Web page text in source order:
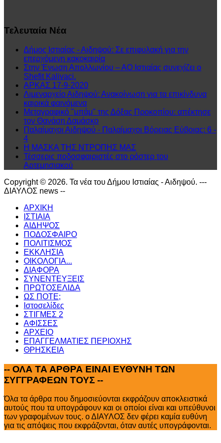
Τελευταία Νέα
Δήμος Ιστιαίας - Αιδηψού: Σε επιφυλακή για την
επερχόμενη κακοκαιρία
Στην Ένωση Απολλωνίου – ΑΟ Ιστιαίας συνεχίζει ο
Shefit Kalivaci.
ΑΡΚΑΣ 17-9-2020
Λιμεναρχείο Αιδηψού: Ανακοίνωση για τα επικίνδυνα
καιρικά φαινόμενα
Μεταγραφικό "μπάμ" της Δόξας Προκοπίου: απέκτησε
τον Θανάση Δαμάσκο
Παλαίμαχοι Αιδηψού - Παλαίμαχοι Βόρειας Εύβοιας: 6 -
4
Η ΜΑΣΚΑ ΤΗΣ ΝΤΡΟΠΗΣ ΜΑΣ
Τέσσερις ποδοσφαιριστές στο ρόστερ του
Αρτεμησιακού
Copyright © 2026. Τα νέα του Δήμου Ιστιαίας - Αιδηψού. ---
ΔΙΑΥΛΟΣ news --
ΑΡΧΙΚΗ
ΙΣΤΙΑΙΑ
ΑΙΔΗΨΟΣ
ΠΟΔΟΣΦΑΙΡΟ
ΠΟΛΙΤΙΣΜΟΣ
ΕΚΚΛΗΣΙΑ
ΟΙΚΟΛΟΓΙΑ...
ΔΙΑΦΟΡΑ
ΣΥΝΕΝΤΕΥΞΕΙΣ
ΠΡΩΤΟΣΕΛΙΔΑ
ΩΣ ΠΟΤΕ;
Ιστοσελίδες
ΣΤΙΓΜΕΣ 2
ΑΦΙΣΣΕΣ
ΑΡΧΕΙΟ
ΕΠΑΓΓΕΛΜΑΤΙΕΣ ΠΕΡΙΟΧΗΣ
ΘΡΗΣΚΕΙΑ
-- ΟΛΑ ΤΑ ΑΡΘΡΑ ΕΙΝΑΙ ΕΥΘΥΝΗ ΤΩΝ
ΣΥΓΓΡΑΦΕΩΝ ΤΟΥΣ --
Όλα τα άρθρα που δημοσιεύονται εκφράζουν αποκλειστικά
αυτούς που τα υπογράφουν και οι οποίοι είναι και υπεύθυνοι
των γραφομένων τους. ο ΔΙΑΥΛΟΣ δεν φέρει καμία ευθύνη
για τις απόψεις που εκφράζονται, όταν αυτές υπογράφονται.